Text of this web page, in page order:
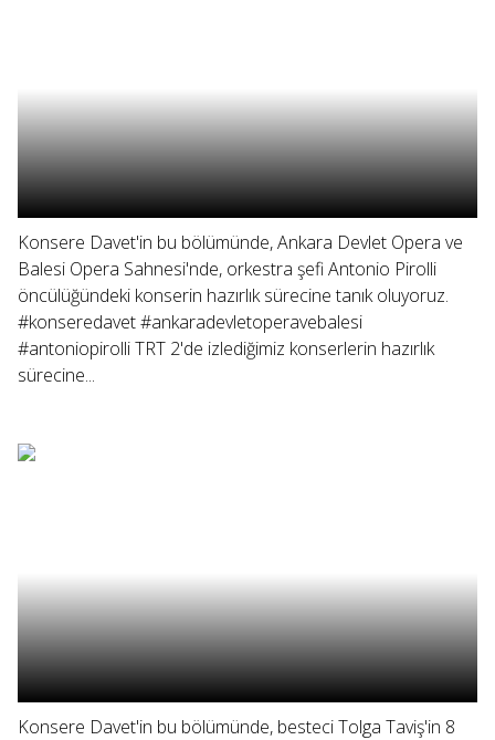
Konsere Davet'in bu bölümünde, Ankara Devlet Opera ve
Balesi Opera Sahnesi'nde, orkestra şefi Antonio Pirolli
öncülüğündeki konserin hazırlık sürecine tanık oluyoruz.
#konseredavet #ankaradevletoperavebalesi
#antoniopirolli TRT 2'de izlediğimiz konserlerin hazırlık
sürecine...
Konsere Davet'in bu bölümünde, besteci Tolga Taviş'in 8